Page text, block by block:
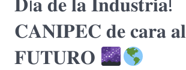
𝐂𝐀𝐍𝐈𝐏𝐄𝐂 𝐝𝐞 𝐜𝐚𝐫𝐚 𝐚𝐥
𝐅𝐔𝐓𝐔𝐑𝐎